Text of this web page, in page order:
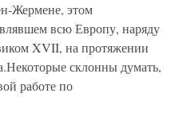
Жермене, этом
всю Европу, наряду
XVII, на протяжении
склонны думать,
работе по